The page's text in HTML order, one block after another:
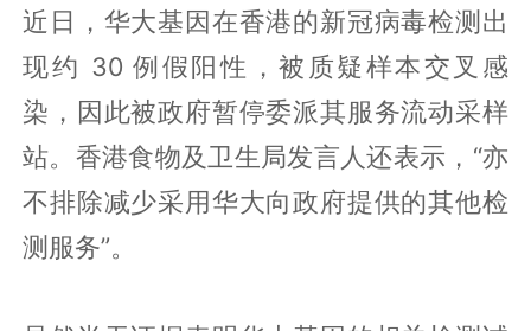
近日，华大基因在香港的新冠病毒检测出
现约 30 例假阳性，被质疑样本交叉感
染，因此被政府暂停委派其服务流动采样
站。香港食物及卫生局发言人还表示，“亦
不排除减少采用华大向政府提供的其他检
测服务”。